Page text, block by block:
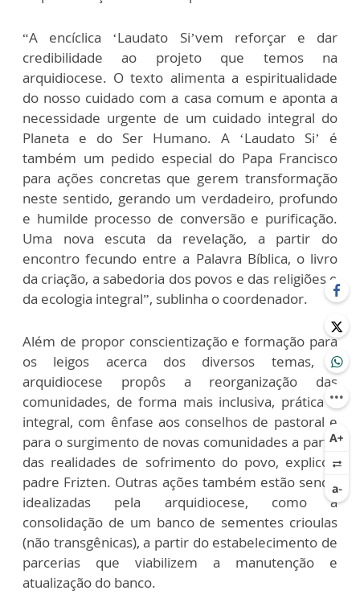
“A encíclica ‘Laudato Si’vem reforçar e dar
credibilidade ao projeto que temos na
arquidiocese. O texto alimenta a espiritualidade
do nosso cuidado com a casa comum e aponta a
necessidade urgente de um cuidado integral do
Planeta e do Ser Humano. A ‘Laudato Si’ é
também um pedido especial do Papa Francisco
para ações concretas que gerem transformação
neste sentido, gerando um verdadeiro, profundo
e humilde processo de conversão e purificação.
Uma nova escuta da revelação, a partir do
encontro fecundo entre a Palavra Bíblica, o livro
da criação, a sabedoria dos povos e das religiões e
da ecologia integral”, sublinha o coordenador.
Além de propor conscientização e formação para
os leigos acerca dos diversos temas, a
arquidiocese propôs a reorganização das
comunidades, de forma mais inclusiva, prática e
integral, com ênfase aos conselhos de pastoral e
para o surgimento de novas comunidades a partir
das realidades de sofrimento do povo, explicou
padre Frizten. Outras ações também estão sendo
idealizadas pela arquidiocese, como a
consolidação de um banco de sementes crioulas
(não transgênicas), a partir do estabelecimento de
parcerias que viabilizem a manutenção e
atualização do banco.